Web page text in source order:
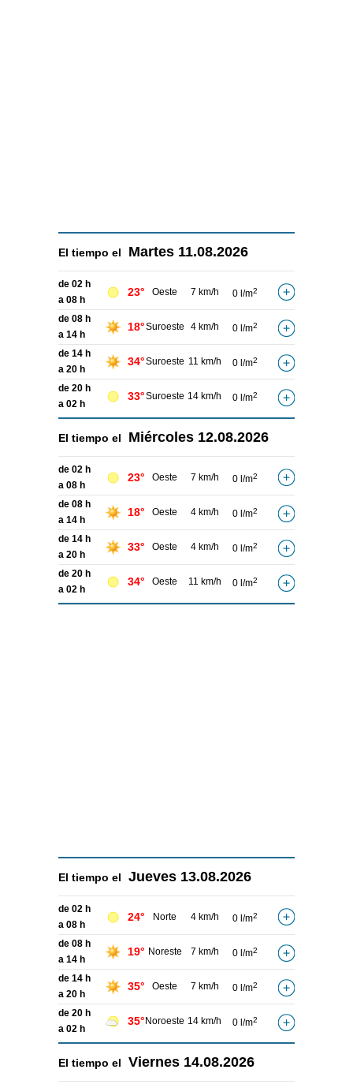
El tiempo el Martes 11.08.2026
de 02 h
a 08 h
23° Oeste 7 km/h 0 l/m2
de 08 h
a 14 h
18°Suroeste 4 km/h 0 l/m2
de 14 h
a 20 h
34°Suroeste 11 km/h 0 l/m2
de 20 h
a 02 h
33°Suroeste 14 km/h 0 l/m2
El tiempo el Miércoles 12.08.2026
de 02 h
a 08 h
23° Oeste 7 km/h 0 l/m2
de 08 h
a 14 h
18° Oeste 4 km/h 0 l/m2
de 14 h
a 20 h
33° Oeste 4 km/h 0 l/m2
de 20 h
a 02 h
34° Oeste 11 km/h 0 l/m2
El tiempo el Jueves 13.08.2026
de 02 h
a 08 h
24° Norte 4 km/h 0 l/m2
de 08 h
a 14 h
19° Noreste 7 km/h 0 l/m2
de 14 h
a 20 h
35° Oeste 7 km/h 0 l/m2
de 20 h
a 02 h
35° Noroeste 14 km/h 0 l/m2
El tiempo el Viernes 14.08.2026